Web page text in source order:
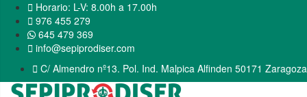
 Horario: L-V: 8.00h a 17.00h
 976 455 279
645 479 369
 info@sepiprodiser.com
 C/ Almendro nº13. Pol. Ind. Malpica Alfinden 50171 Zaragoza